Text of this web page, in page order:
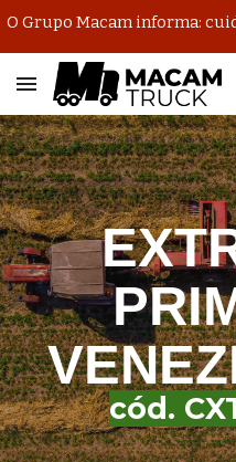
cód.